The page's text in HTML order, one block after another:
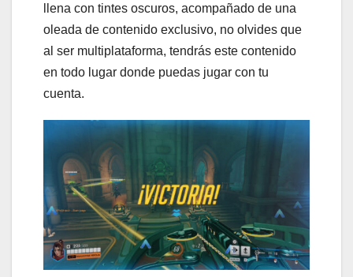
llena con tintes oscuros, acompañado de una
oleada de contenido exclusivo, no olvides que
al ser multiplataforma, tendrás este contenido
en todo lugar donde puedas jugar con tu
cuenta.